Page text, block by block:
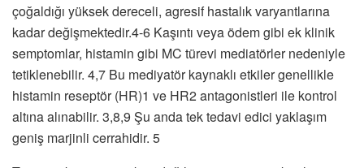
çoğaldığı yüksek dereceli, agresif hastalık varyantlarına
kadar değişmektedir.4-6 Kaşıntı veya ödem gibi ek klinik
semptomlar, histamin gibi MC türevi mediatörler nedeniyle
tetiklenebilir. 4,7 Bu mediyatör kaynaklı etkiler genellikle
histamin reseptör (HR)1 ve HR2 antagonistleri ile kontrol
altına alınabilir. 3,8,9 Şu anda tek tedavi edici yaklaşım
geniş marjinli cerrahidir. 5